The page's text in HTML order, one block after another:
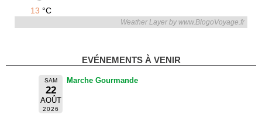
13 °C
Weather Layer by www.BlogoVoyage.fr
EVÉNEMENTS À VENIR
SAM
22
AOÛT
2026
Marche Gourmande